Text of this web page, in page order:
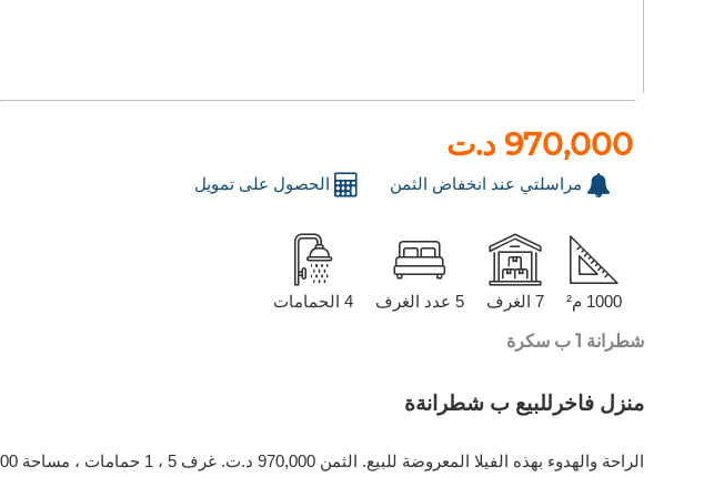
970,000 د.ت
مراسلتي عند انخفاض الثمن الحصول على تمويل
1000 م² 7 الغرف 5 عدد الغرف 4 الحمامات
شطرانة 1 ب سكرة
منزل فاخرللبيع ب شطرانةة
الراحة والهدوء بهذه الفيلا المعروضة للبيع. الثمن 970,000 د.ت. غرف 5 ، 1 حمامات ، مساحة 1000 متر مربع. 7 قطع رائعة. جديد.